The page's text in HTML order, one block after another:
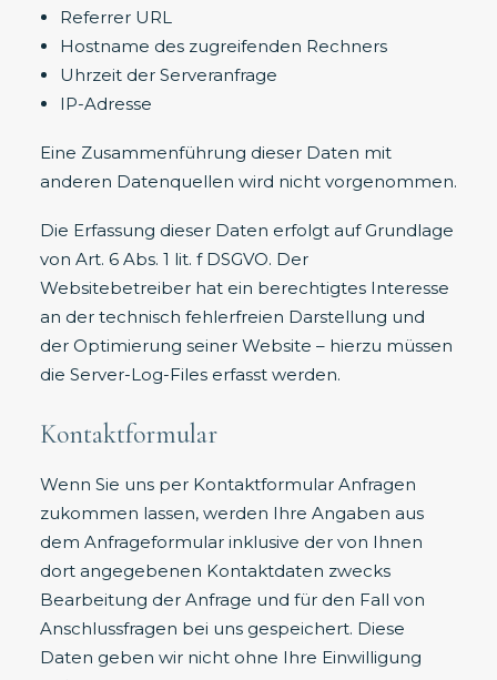
Referrer URL
Hostname des zugreifenden Rechners
Uhrzeit der Serveranfrage
IP-Adresse
Eine Zusammenführung dieser Daten mit
anderen Datenquellen wird nicht vorgenommen.
Die Erfassung dieser Daten erfolgt auf Grundlage
von Art. 6 Abs. 1 lit. f DSGVO. Der
Websitebetreiber hat ein berechtigtes Interesse
an der technisch fehlerfreien Darstellung und
der Optimierung seiner Website – hierzu müssen
die Server-Log-Files erfasst werden.
Kontaktformular
Wenn Sie uns per Kontaktformular Anfragen
zukommen lassen, werden Ihre Angaben aus
dem Anfrageformular inklusive der von Ihnen
dort angegebenen Kontaktdaten zwecks
Bearbeitung der Anfrage und für den Fall von
Anschlussfragen bei uns gespeichert. Diese
Daten geben wir nicht ohne Ihre Einwilligung